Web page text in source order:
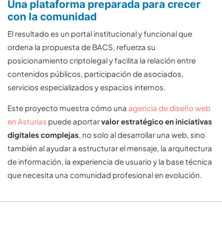
Una plataforma preparada para crecer
con la comunidad
El resultado es un portal institucional y funcional que
ordena la propuesta de BACS, refuerza su
posicionamiento criptolegal y facilita la relación entre
contenidos públicos, participación de asociados,
servicios especializados y espacios internos.
Este proyecto muestra cómo una agencia de diseño web
en Asturias puede aportarvalor estratégico en iniciativas
digitales complejas , no solo al desarrollar una web, sino
también al ayudar a estructurar el mensaje, la arquitectura
de información, la experiencia de usuario y la base técnica
que necesita una comunidad profesional en evolución.